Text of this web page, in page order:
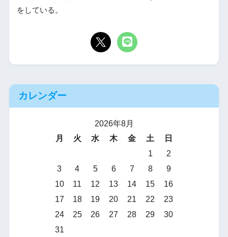
をしている。
カレンダー
2026年8月
月
火 水 木 金 土
日
1
2
3
4 5 6 7 8
9
10
11 12 13 14 15
16
17
18 19 20 21 22
23
24
25 26 27 28 29
30
31